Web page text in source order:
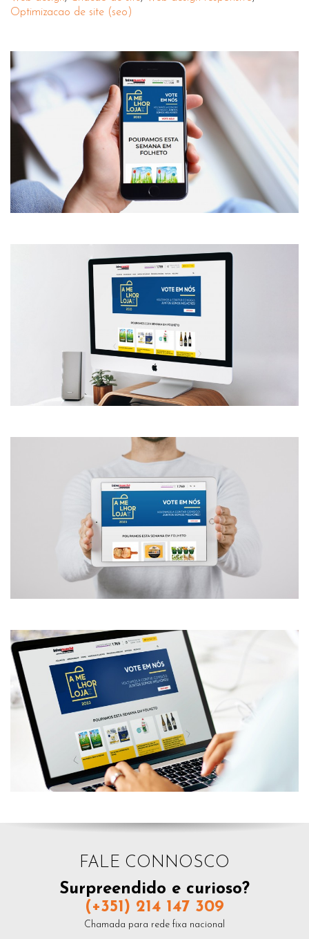
Optimizacao de site (seo)
FALE CONNOSCO
Surpreendido e curioso?
(+351) 214 147 309
Chamada para rede fixa nacional